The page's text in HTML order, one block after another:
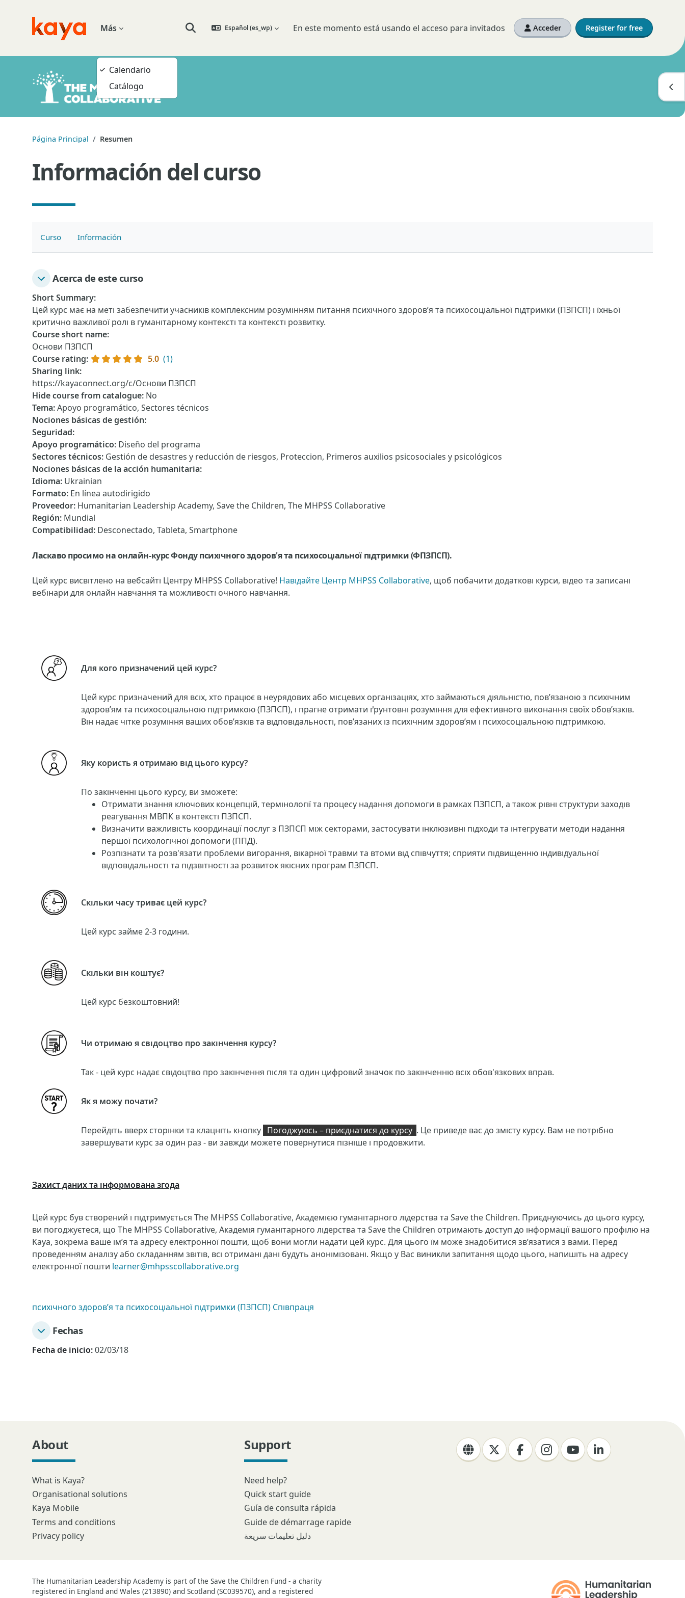
Go to home Más
Calendario
Catálogo
Selector de búsqueda de entrada
Español ‎(es_wp)‎ En este momento está usando el acceso para invitados Acceder Register for free
Página Principal Resumen
Información del curso
Curso Información
Acerca de este curso
Short Summary:
Цей курс має на меті забезпечити учасників комплексним розумінням питання психічного здоров’я та психосоціальної підтримки (ПЗПСП) і їхньої
критично важливої ролі в гуманітарному контексті та контексті розвитку.
Course short name:
Основи ПЗПСП
Course rating: 5.0 (1)
Sharing link:
https://kayaconnect.org/c/Основи ПЗПСП
Hide course from catalogue: No
Tema:Apoyo programático, Sectores técnicos
Nociones básicas de gestión:
Seguridad:
Apoyo programático: Diseño del programa
Sectores técnicos: Gestión de desastres y reducción de riesgos, Proteccion, Primeros auxilios psicosociales y psicológicos
Nociones básicas de la acción humanitaria:
Idioma: Ukrainian
Formato: En línea autodirigido
Proveedor: Humanitarian Leadership Academy, Save the Children, The MHPSS Collaborative
Región: Mundial
Compatibilidad: Desconectado, Tableta, Smartphone
Ласкаво просимо на онлайн-курс Фонду психічного здоров'я та психосоціальної підтримки (ФПЗПСП).
Цей курс висвітлено на вебсайті Центру MHPSS Collaborative! Навідайте Центр MHPSS Collaborative, щоб побачити додаткові курси, відео та записані
вебінари для онлайн навчання та можливості очного навчання.
Для кого призначений цей курс?
Цей курс призначений для всіх, хто працює в неурядових або місцевих організаціях, хто займаються діяльністю, пов’язаною з психічним
здоров’ям та психосоціальною підтримкою (ПЗПСП), і прагне отримати ґрунтовні розуміння для ефективного виконання своїх обов’язків.
Він надає чітке розуміння ваших обов’язків та відповідальності, пов’язаних із психічним здоров’ям і психосоціальною підтримкою.
Яку користь я отримаю від цього курсу?
По закінченні цього курсу, ви зможете:
Отримати знання ключових концепцій, термінології та процесу надання допомоги в рамках ПЗПСП, а також рівні структури заходів
реагування МВПК в контексті ПЗПСП.
Визначити важливість координації послуг з ПЗПСП між секторами, застосувати інклюзивні підходи та інтегрувати методи надання
першої психологічної допомоги (ППД).
Розпізнати та розв'язати проблеми вигорання, вікарної травми та втоми від співчуття; сприяти підвищенню індивідуальної
відповідальності та підзвітності за розвиток якісних програм ПЗПСП.
Скільки часу триває цей курс?
Цей курс займе 2-3 години.
Скільки він коштує?
Цей курс безкоштовний!
Чи отримаю я свідоцтво про закінчення курсу?
Так - цей курс надає свідоцтво про закінчення після та один цифровий значок по закінченню всіх обов'язкових вправ.
Як я можу почати?
Перейдіть вверх сторінки та клацніть кнопку Погоджуюсь – приєднатися до курсу . Це приведе вас до змісту курсу. Вам не потрібно
завершувати курс за один раз - ви завжди можете повернутися пізніше і продовжити.
Захист даних та інформована згода
Цей курс був створений і підтримується The MHPSS Collaborative, Академією гуманітарного лідерства та Save the Children. Приєднуючись до цього курсу,
ви погоджуєтеся, що The MHPSS Collaborative, Академія гуманітарного лідерства та Save the Children отримають доступ до інформації вашого профілю на
Kaya, зокрема ваше ім’я та адресу електронної пошти, щоб вони могли надати цей курс. Для цього їм може знадобитися зв’язатися з вами. Перед
проведенням аналізу або складанням звітів, всі отримані дані будуть анонімізовані. Якщо у Вас виникли запитання щодо цього, напишіть на адресу
електронної пошти learner@mhpsscollaborative.org
психічного здоров’я та психосоціальної підтримки (ПЗПСП) Співпраця
Fechas
Fecha de inicio:02/03/18
About
What is Kaya?
Organisational solutions
Kaya Mobile
Terms and conditions
Privacy policy
Support
Need help?
Quick start guide
Guía de consulta rápida
Guide de démarrage rapide
دليل تعليمات سريعة
The Humanitarian Leadership Academy is part of the Save the Children Fund - a charity
registered in England and Wales (213890) and Scotland (SC039570), and a registered